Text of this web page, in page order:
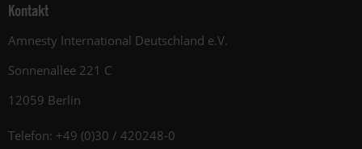
Kontakt
Amnesty International Deutschland e.V.
Sonnenallee 221 C
12059 Berlin
Telefon: +49 (0)30 / 420248-0